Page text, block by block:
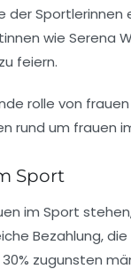
wie Serena
feiern.
Sport
im Sport
Bezahlung,
zugunsten